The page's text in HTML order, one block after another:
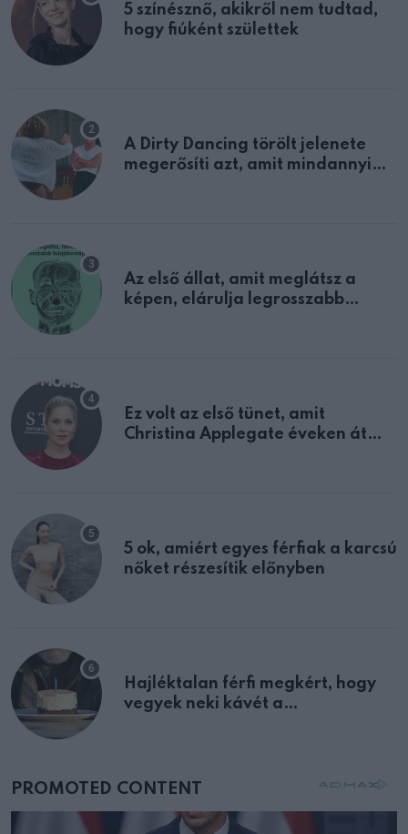
5 színésznő, akikről nem tudtad,
hogy fiúként születtek
A Dirty Dancing törölt jelenete
megerősíti azt, amit mindannyian
Az első állat, amit meglátsz a
képen, elárulja legrosszabb
Ez volt az első tünet, amit
Christina Applegate éveken át
5 ok, amiért egyes férfiak a karcsú
nőket részesítik előnyben
Hajléktalan férfi megkért, hogy
vegyek neki kávét a